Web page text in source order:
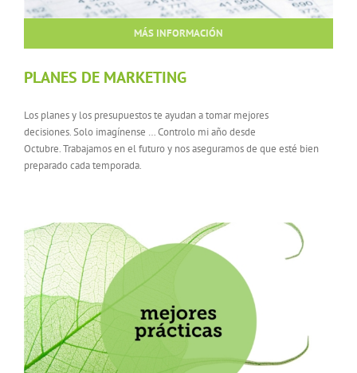
MÁS INFORMACIÓN
PLANES DE MARKETING
Los planes y los presupuestos te ayudan a tomar mejores
decisiones. Solo imagínense … Controlo mi año desde
Octubre. Trabajamos en el futuro y nos aseguramos de que esté bien
preparado cada temporada.